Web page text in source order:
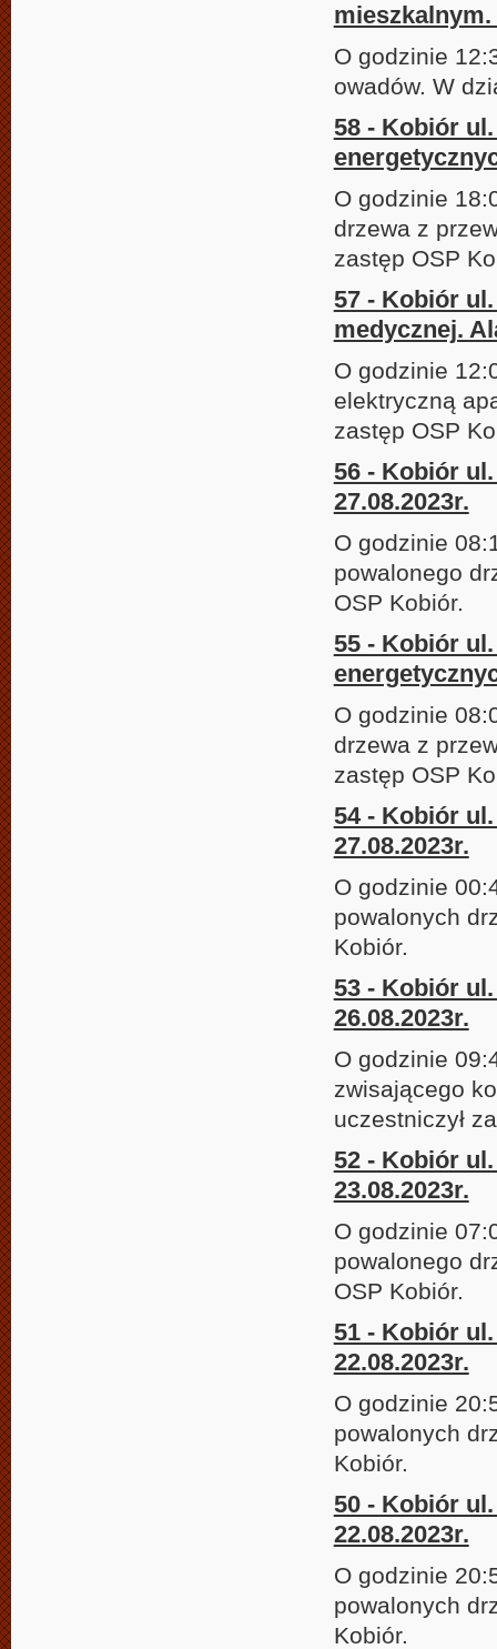
mieszkalnym.
O godzinie
owadów. W
58 - Kobiór
O godzinie
drzewa z
zastęp OSP
57 - Kobiór
medycznej.
O godzinie
elektryczną
zastęp OSP
56 - Kobiór
27.08.2023r.
O godzinie
powalonego
OSP Kobiór.
55 - Kobiór
O godzinie
drzewa z
zastęp OSP
54 - Kobiór
27.08.2023r.
O godzinie
powalonych
Kobiór.
53 - Kobiór
26.08.2023r.
O godzinie
zwisającego
uczestniczył
52 - Kobiór
23.08.2023r.
O godzinie
powalonego
OSP Kobiór.
51 - Kobiór
22.08.2023r.
O godzinie
powalonych
Kobiór.
50 - Kobiór
22.08.2023r.
O godzinie
powalonych
Kobiór.